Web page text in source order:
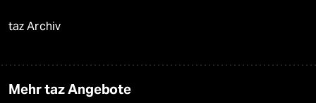
taz Archiv
Mehr taz Angebote